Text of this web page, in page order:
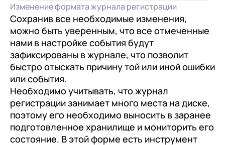
Изменение формата журнала регистрации
Сохранив все необходимые изменения,
можно быть уверенным, что все отмеченные
нами в настройке события будут
зафиксированы в журнале, что позволит
быстро отыскать причину той или иной ошибки
или события.
Необходимо учитывать, что журнал
регистрации занимает много места на диске,
поэтому его необходимо выносить в заранее
подготовленное хранилище и мониторить его
состояние. В этой форме есть инструмент